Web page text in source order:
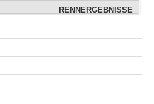
FREIBERG (JULI)
BOPFINGEN
BOPFINGEN
WITTGENBORN
OSCHERSLEBEN (AUGUST)
OSCHERSLEBEN (ADRIAN)
OSCHERSLEBEN
RENNERGEBNISSE
RENNERGEBNISSE